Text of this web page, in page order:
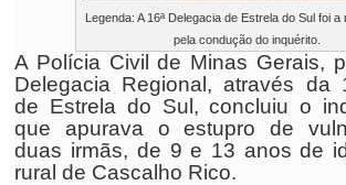
Legenda: A 16ª Delegacia de Estrela do Sul foi
pela condução do inquérito.
A Polícia Civil de Minas Gerais,
Delegacia Regional, através da
de Estrela do Sul, concluiu o
que apurava o estupro de
duas irmãs, de 9 e 13 anos de
rural de Cascalho Rico.